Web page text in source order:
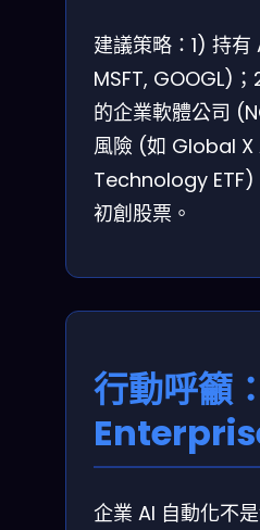
建議策略：1) 持
MSFT, GOOGL)
的企業軟體公司
風險 (如 Global
Technology ETF)
初創股票。
行動呼籲
企業 AI 自動化不